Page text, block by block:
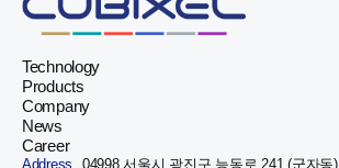
Technology
Products
Company
News
Career
Address. 04998 서울시 광진구 능동로 241 (군자동)